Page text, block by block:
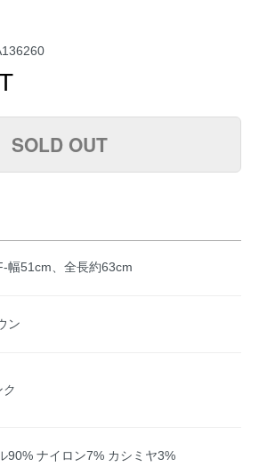
SOLD OUT
幅51cm、全長約63cm
ン
ク
90% ナイロン7% カシミヤ3%